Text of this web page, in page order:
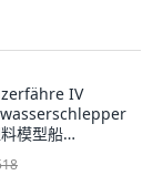
IV
模型船